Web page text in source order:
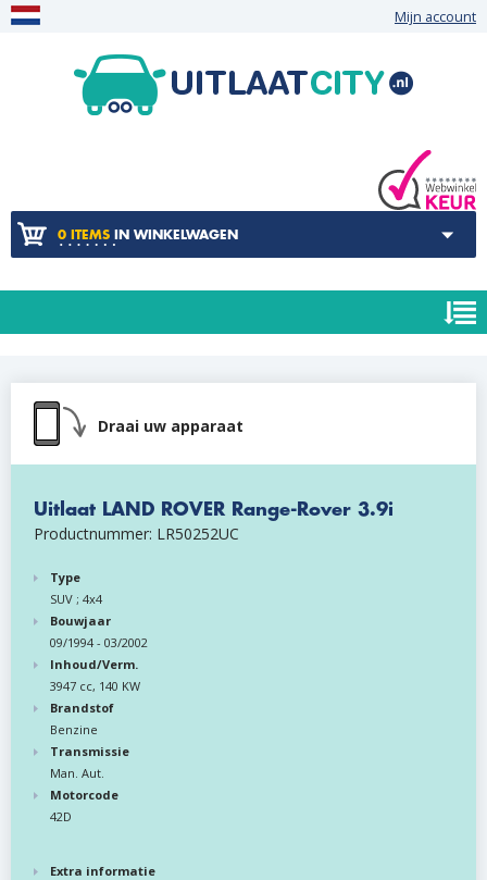
Mijn account
0 ITEMS IN WINKELWAGEN
Draai uw apparaat
Uitlaat LAND ROVER Range-Rover 3.9i
Productnummer: LR50252UC
Type
SUV ; 4x4
Bouwjaar
09/1994 - 03/2002
Inhoud/Verm.
3947 cc, 140 KW
Brandstof
Benzine
Transmissie
Man. Aut.
Motorcode
42D
Extra informatie